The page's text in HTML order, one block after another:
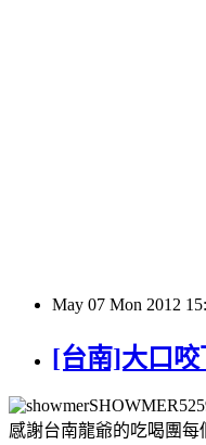
May 07 Mon 2012
[台南]大口咬
感謝台南龍爺的吃喝團每